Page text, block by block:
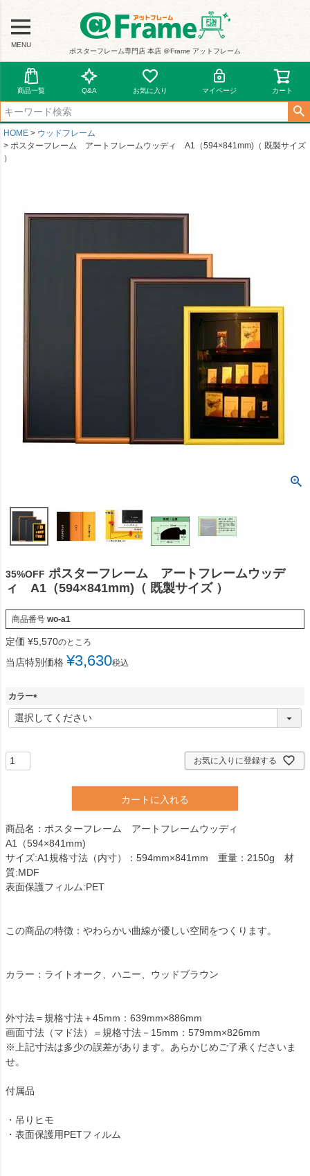
MENU
ポスターフレーム専門店 本店 ＠Frame アットフレーム
商品一覧 Q&A お気に入り マイページ カート
HOME
ウッドフレーム
ポスターフレーム アートフレームウッディ A1（594×841mm)（ 既製サイズ
）
35%OFF ポスターフレーム アートフレームウッデ
ィ A1（594×841mm)（ 既製サイズ ）
商品番号 wo-a1
定価 ¥5,570のところ
当店特別価格 ¥3,630税込
カラー
(
必
お気に入りに登録する
カートに入れる
商品名：ポスターフレーム アートフレームウッディ
A1（594×841mm)
サイズ:A1規格寸法（内寸）：594mm×841mm 重量：2150g 材
質:MDF
表面保護フィルム:PET
この商品の特徴：やわらかい曲線が優しい空間をつくります。
カラー：ライトオーク、ハニー、ウッドブラウン
外寸法＝規格寸法＋45mm：639mm×886mm
画面寸法（マド法）＝規格寸法－15mm：579mm×826mm
※上記寸法は多少の誤差があります。あらかじめご了承くださいま
せ。
付属品
・吊りヒモ
・表面保護用PETフィルム